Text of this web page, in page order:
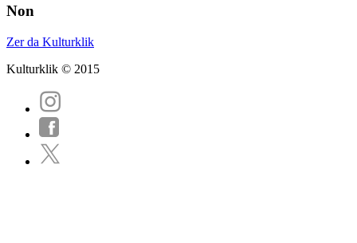
Non
Zer da Kulturklik
Kulturklik © 2015